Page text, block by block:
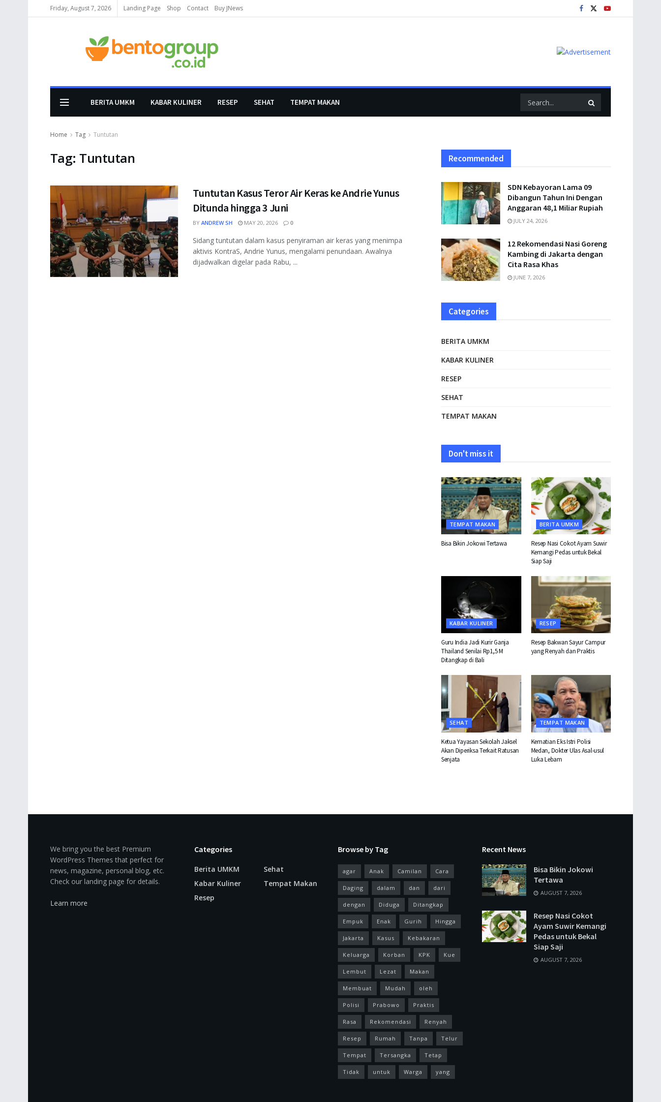
Friday, August 7, 2026 Landing Page Shop Contact Buy JNews
BERITA UMKM KABAR KULINER RESEP SEHAT TEMPAT MAKAN
Home Tag Tuntutan
Tag: Tuntutan
Tuntutan Kasus Teror Air Keras ke Andrie Yunus
Ditunda hingga 3 Juni
BY ANDREW SH MAY 20, 2026 0
Sidang tuntutan dalam kasus penyiraman air keras yang menimpa
aktivis KontraS, Andrie Yunus, mengalami penundaan. Awalnya
dijadwalkan digelar pada Rabu, ...
Recommended
SDN Kebayoran Lama 09
Dibangun Tahun Ini Dengan
Anggaran 48,1 Miliar Rupiah
JULY 24, 2026
12 Rekomendasi Nasi Goreng
Kambing di Jakarta dengan
Cita Rasa Khas
JUNE 7, 2026
Categories
BERITA UMKM
KABAR KULINER
RESEP
SEHAT
TEMPAT MAKAN
Don't miss it
TEMPAT MAKAN
Bisa Bikin Jokowi Tertawa
BERITA UMKM
Resep Nasi Cokot Ayam Suwir
Kemangi Pedas untuk Bekal
Siap Saji
KABAR KULINER
Guru India Jadi Kurir Ganja
Thailand Senilai Rp1,5 M
Ditangkap di Bali
RESEP
Resep Bakwan Sayur Campur
yang Renyah dan Praktis
SEHAT
Ketua Yayasan Sekolah Jaksel
Akan Diperiksa Terkait Ratusan
Senjata
TEMPAT MAKAN
Kematian Eks Istri Polisi
Medan, Dokter Ulas Asal-usul
Luka Lebam
We bring you the best Premium
WordPress Themes that perfect for
news, magazine, personal blog, etc.
Check our landing page for details.
Learn more
Categories
Berita UMKM
Kabar Kuliner
Resep
Sehat
Tempat Makan
Browse by Tag
agar Anak Camilan Cara
Daging dalam dan dari
dengan Diduga Ditangkap
Empuk Enak Gurih Hingga
Jakarta Kasus Kebakaran
Keluarga Korban KPK Kue
Lembut Lezat Makan
Membuat Mudah oleh
Polisi Prabowo Praktis
Rasa Rekomendasi Renyah
Resep Rumah Tanpa Telur
Tempat Tersangka Tetap
Tidak untuk Warga yang
Recent News
Bisa Bikin Jokowi
Tertawa
AUGUST 7, 2026
Resep Nasi Cokot
Ayam Suwir Kemangi
Pedas untuk Bekal
Siap Saji
AUGUST 7, 2026